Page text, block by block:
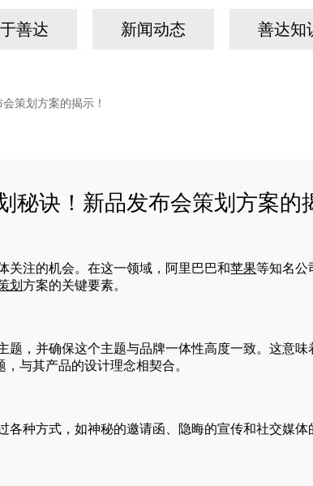
善达 新闻动态 善达知
策划方案的揭示！
秘诀！新品发布会策划方案的
关注的机会。在这一领域，阿里巴巴和苹果等知名公
划方案的关键要素。
，并确保这个主题与品牌一体性高度一致。这意
与其产品的设计理念相契合。
种方式，如神秘的邀请函、隐晦的宣传和社交媒体